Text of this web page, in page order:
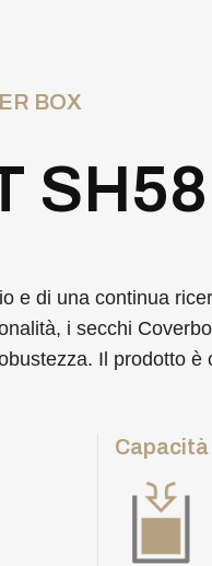
BOX
SH58
e di una continua
i secchi
Il prodotto è
Capacità